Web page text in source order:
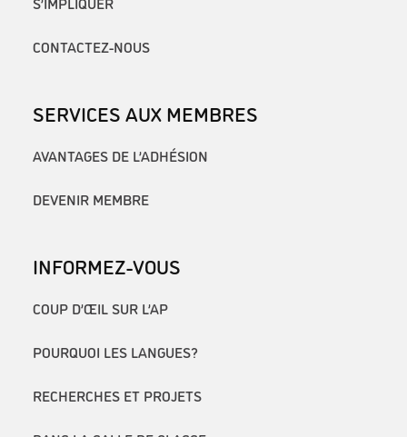
CONTACTEZ-NOUS
SERVICES AUX MEMBRES
AVANTAGES DE L’ADHÉSION
DEVENIR MEMBRE
INFORMEZ-VOUS
COUP D’ŒIL SUR L’AP
POURQUOI LES LANGUES?
RECHERCHES ET PROJETS